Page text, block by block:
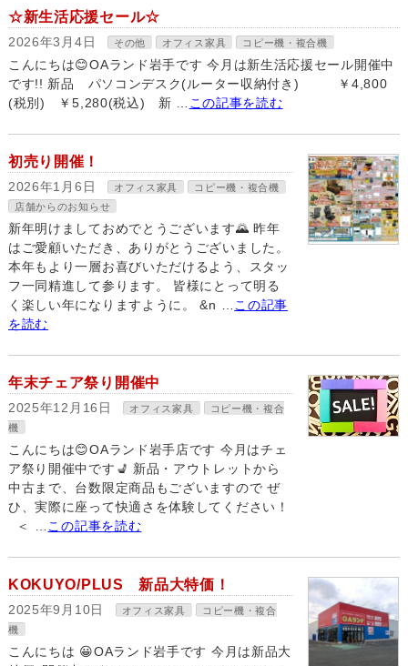
☆新生活応援セール☆
2026年3月4日 その他 オフィス家具 コピー機・複合機
こんにちは😊OAランド岩手です 今月は新生活応援セール開催中
です!! 新品 パソコンデスク(ルーター収納付き) ￥4,800
(税別) ￥5,280(税込) 新 …
この記事を読む
初売り開催！
2026年1月6日 オフィス家具
コピー機・複合機
店舗からのお知らせ
新年明けましておめでとうございます🌄 昨年
はご愛顧いただき、ありがとうございました。
本年もより一層お喜びいただけるよう、スタッ
フ一同精進して参ります。 皆様にとって明る
く楽しい年になりますように。 &n …
この記事
を読む
年末チェア祭り開催中
2025年12月16日 オフィス家具
コピー機・複合
機
こんにちは😊OAランド岩手店です 今月はチェ
ア祭り開催中です💺 新品・アウトレットから
中古まで、台数限定商品もございますので ぜ
ひ、実際に座って快適さを体験してください！
＜ … この記事を読む
KOKUYO/PLUS 新品大特価！
2025年9月10日 オフィス家具
コピー機・複合
機
こんにちは 😀OAランド岩手です 今月は新品大